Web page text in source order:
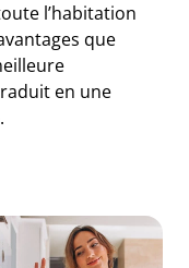
l’habitation
que
en une